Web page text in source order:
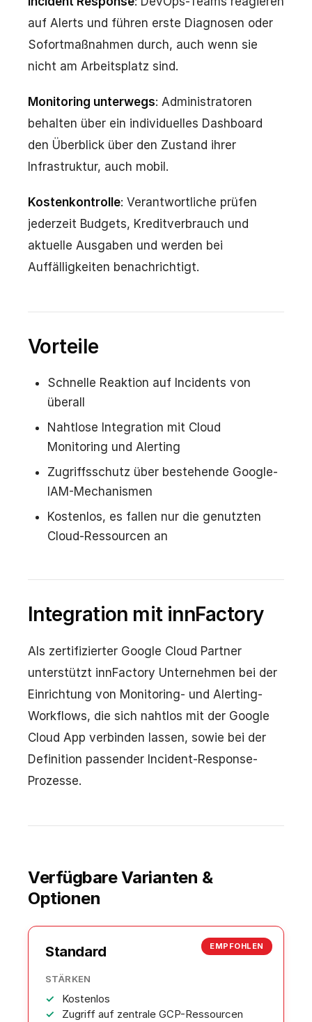
auf Alerts und führen erste Diagnosen oder
Sofortmaßnahmen durch, auch wenn sie
nicht am Arbeitsplatz sind.
Monitoring unterwegs: Administratoren
behalten über ein individuelles Dashboard
den Überblick über den Zustand ihrer
Infrastruktur, auch mobil.
Kostenkontrolle: Verantwortliche prüfen
jederzeit Budgets, Kreditverbrauch und
aktuelle Ausgaben und werden bei
Auffälligkeiten benachrichtigt.
Vorteile
Schnelle Reaktion auf Incidents von
überall
Nahtlose Integration mit Cloud
Monitoring und Alerting
Zugriffsschutz über bestehende Google-
IAM-Mechanismen
Kostenlos, es fallen nur die genutzten
Cloud-Ressourcen an
Integration mit innFactory
Als zertifizierter Google Cloud Partner
unterstützt innFactory Unternehmen bei der
Einrichtung von Monitoring- und Alerting-
Workflows, die sich nahtlos mit der Google
Cloud App verbinden lassen, sowie bei der
Definition passender Incident-Response-
Prozesse.
Verfügbare Varianten &
Optionen
EMPFOHLEN
Standard
STÄRKEN
Kostenlos
Zugriff auf zentrale GCP-Ressourcen